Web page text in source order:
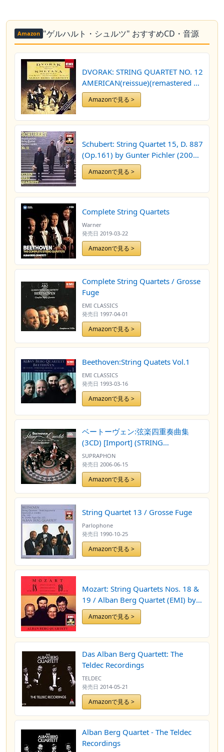
Amazon "ゲルハルト・シュルツ" おすすめCD・音源
DVORAK: STRING QUARTET NO. 12
AMERICAN(reissue)(remastered by
ALBAN BERG QUARTET (2008-01-
23)
Amazonで見る >
Schubert: String Quartet 15, D. 887
(Op.161) by Gunter Pichler (2004-
01-01)
Amazonで見る >
Complete String Quartets
Warner
発売日 2019-03-22
Amazonで見る >
Complete String Quartets / Grosse
Fuge
EMI CLASSICS
発売日 1997-04-01
Amazonで見る >
Beethoven:String Quatets Vol.1
EMI CLASSICS
発売日 1993-03-16
Amazonで見る >
ベートーヴェン:弦楽四重奏曲集
(3CD) [Import] (STRING
QUARTETS)
SUPRAPHON
発売日 2006-06-15
Amazonで見る >
String Quartet 13 / Grosse Fuge
Parlophone
発売日 1990-10-25
Amazonで見る >
Mozart: String Quartets Nos. 18 &
19 / Alban Berg Quartet (EMI) by
Alban Berg Quartett
Amazonで見る >
Das Alban Berg Quartett: The
Teldec Recordings
TELDEC
発売日 2014-05-21
Amazonで見る >
Alban Berg Quartet - The Teldec
Recordings